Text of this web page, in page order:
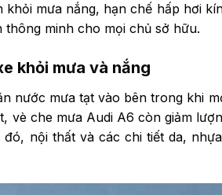
khỏi mưa nắng, hạn chế hấp hơi
minh cho mọi chủ sở hữu.
khỏi mưa và nắng
nước mưa tạt vào bên trong khi
vè che mưa Audi A6 còn giảm
đó, nội thất và các chi tiết da,